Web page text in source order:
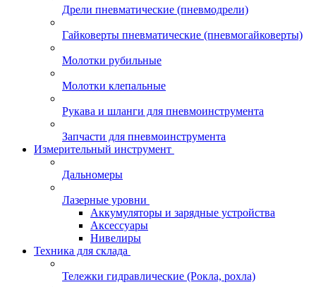
Дрели пневматические (пневмодрели)
Гайковерты пневматические (пневмогайковерты)
Молотки рубильные
Молотки клепальные
Рукава и шланги для пневмоинструмента
Запчасти для пневмоинструмента
Измерительный инструмент
Дальномеры
Лазерные уровни
Аккумуляторы и зарядные устройства
Аксессуары
Нивелиры
Техника для склада
Тележки гидравлические (Рокла, рохла)